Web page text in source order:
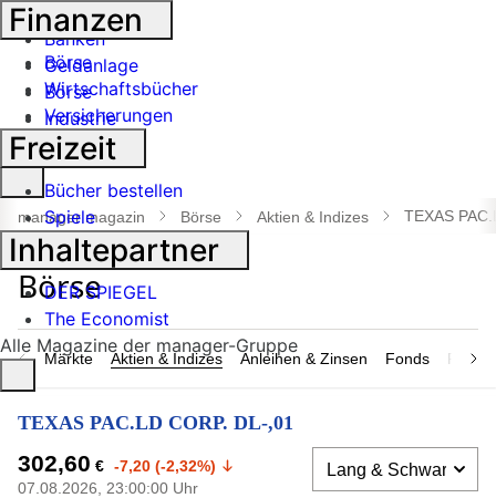
Handel
Banken
Geldanlage
Börse
Industrie
Suche
öffnen
manager magazin Börse Aktien & Indizes TEXAS
Märkte Aktien & Indizes Anleihen & Zinsen Fonds
TEXAS PAC.LD CORP. DL-,01
302,60 € -7,20 (-2,32%)
07.08.2026, 23:00:00 Uhr
Finanzen
Börse
Wirtschaftsbücher
Versicherungen
Freizeit
Bücher bestellen
Spiele
Inhaltepartner
DER SPIEGEL
The Economist
Alle Magazine der manager-Gruppe